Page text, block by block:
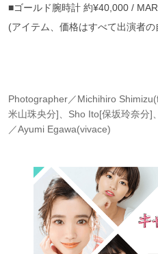
■ゴールド腕時計 約¥40,000 /
(アイテム、価格はすべて出演者の
Photographer／Michihiro
米山珠央分]、Sho Ito[保坂玲奈分]
／Ayumi Egawa(vivace)